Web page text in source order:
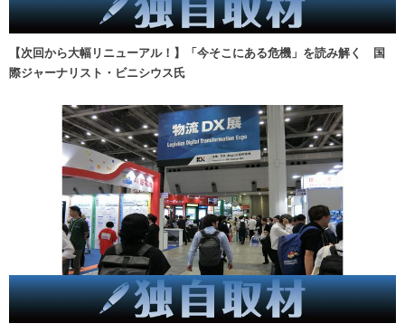
【次回から大幅リニューアル！】「今そこにある危機」を読み解く 国
際ジャーナリスト・ビニシウス氏